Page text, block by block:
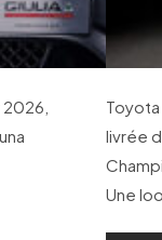
livrée
Une